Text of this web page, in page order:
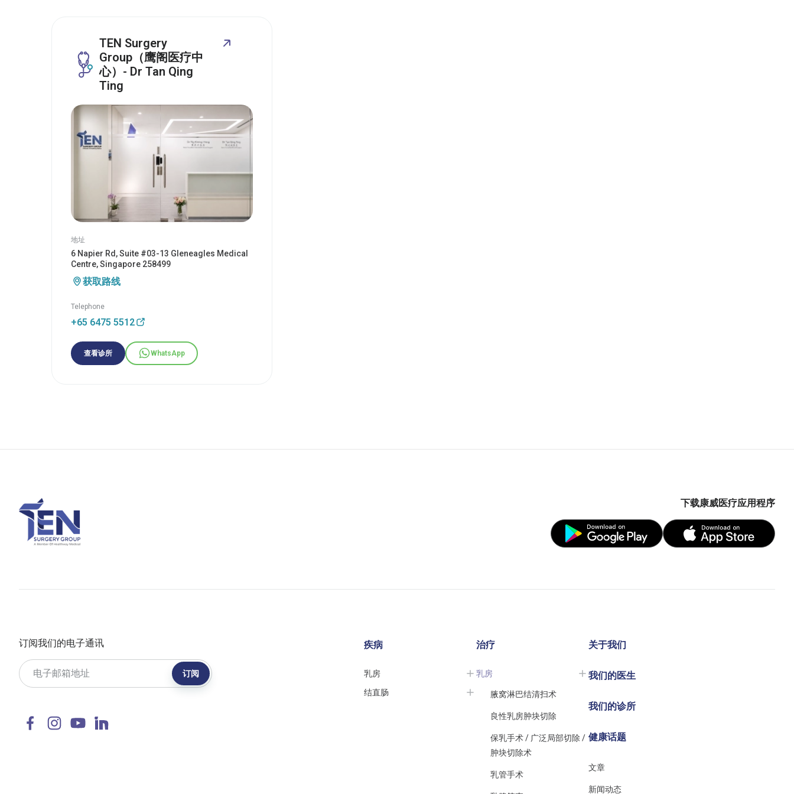
TEN Surgery
Group（鹰阁医疗中
心）- Dr Tan Qing
Ting
地址
6 Napier Rd, Suite #03-13 Gleneagles Medical
Centre, Singapore 258499
获取路线
Telephone
+65 6475 5512
查看诊所 WhatsApp
下载康威医疗应用程序
订阅我们的电子通讯
订阅
疾病
乳房
结直肠
治疗
乳房
腋窝淋巴结清扫术
良性乳房肿块切除
保乳手术 / 广泛局部切除 /
肿块切除术
乳管手术
关于我们
我们的医生
我们的诊所
健康话题
文章
新闻动态